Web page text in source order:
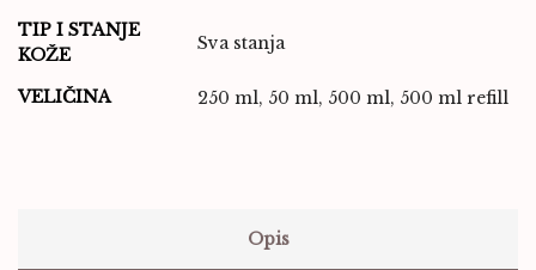
TIP I STANJE
KOŽE
Sva stanja
VELIČINA 250 ml, 50 ml, 500 ml, 500 ml refill
Opis